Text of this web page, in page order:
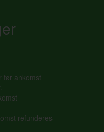
før ankomst
refunderes